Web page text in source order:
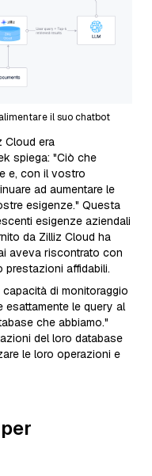
il suo chatbot
Cloud era
spiega: "Ciò che
e, con il vostro
ad aumentare le
esigenze." Questa
esigenze aziendali
da Zilliz Cloud ha
aveva riscontrato con
affidabili.
di monitoraggio
esattamente le query al
che abbiamo."
del loro database
le loro operazioni e